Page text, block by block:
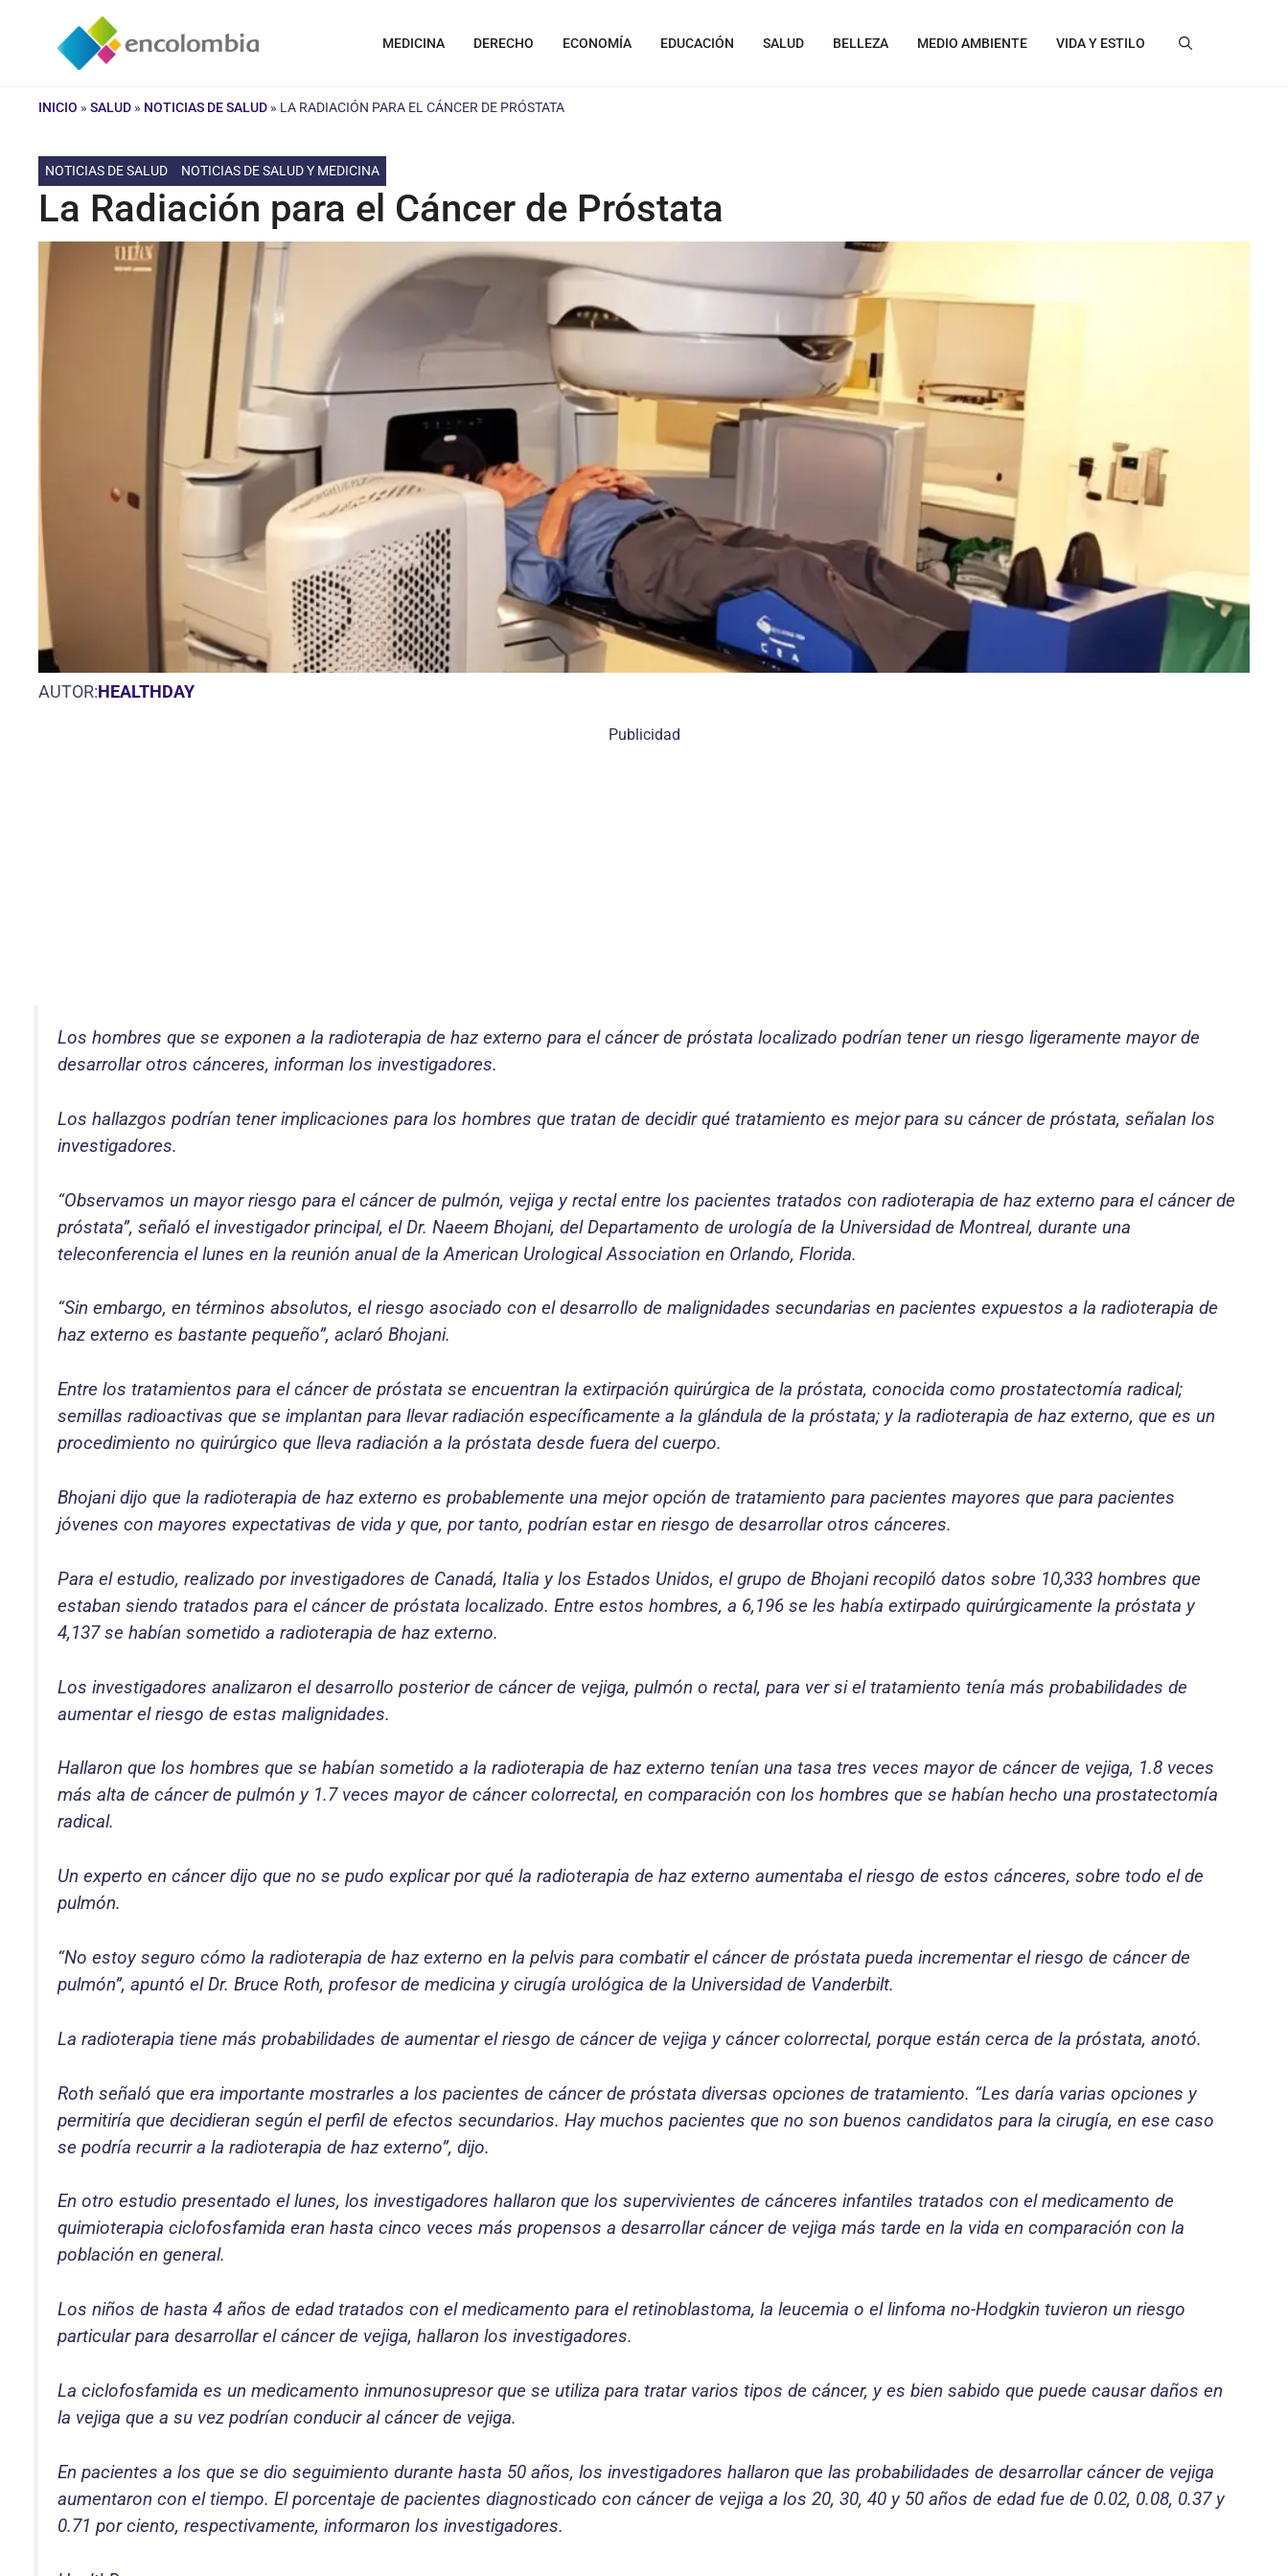
contenido
MEDICINA DERECHO ECONOMÍA EDUCACIÓN SALUD BELLEZA MEDIO AMBIENTE VIDA Y ESTILO
INICIO » SALUD » NOTICIAS DE SALUD » LA RADIACIÓN PARA EL CÁNCER DE PRÓSTATA
NOTICIAS DE SALUD NOTICIAS DE SALUD Y MEDICINA
La Radiación para el Cáncer de Próstata
AUTOR:HEALTHDAY
Publicidad
Los hombres que se exponen a la radioterapia de haz externo para el cáncer de próstata localizado podrían tener un riesgo ligeramente mayor de
desarrollar otros cánceres, informan los investigadores.
Los hallazgos podrían tener implicaciones para los hombres que tratan de decidir qué tratamiento es mejor para su cáncer de próstata, señalan los
investigadores.
“Observamos un mayor riesgo para el cáncer de pulmón, vejiga y rectal entre los pacientes tratados con radioterapia de haz externo para el cáncer de
próstata”, señaló el investigador principal, el Dr. Naeem Bhojani, del Departamento de urología de la Universidad de Montreal, durante una
teleconferencia el lunes en la reunión anual de la American Urological Association en Orlando, Florida.
“Sin embargo, en términos absolutos, el riesgo asociado con el desarrollo de malignidades secundarias en pacientes expuestos a la radioterapia de
haz externo es bastante pequeño”, aclaró Bhojani.
Entre los tratamientos para el cáncer de próstata se encuentran la extirpación quirúrgica de la próstata, conocida como prostatectomía radical;
semillas radioactivas que se implantan para llevar radiación específicamente a la glándula de la próstata; y la radioterapia de haz externo, que es un
procedimiento no quirúrgico que lleva radiación a la próstata desde fuera del cuerpo.
Bhojani dijo que la radioterapia de haz externo es probablemente una mejor opción de tratamiento para pacientes mayores que para pacientes
jóvenes con mayores expectativas de vida y que, por tanto, podrían estar en riesgo de desarrollar otros cánceres.
Para el estudio, realizado por investigadores de Canadá, Italia y los Estados Unidos, el grupo de Bhojani recopiló datos sobre 10,333 hombres que
estaban siendo tratados para el cáncer de próstata localizado. Entre estos hombres, a 6,196 se les había extirpado quirúrgicamente la próstata y
4,137 se habían sometido a radioterapia de haz externo.
Los investigadores analizaron el desarrollo posterior de cáncer de vejiga, pulmón o rectal, para ver si el tratamiento tenía más probabilidades de
aumentar el riesgo de estas malignidades.
Hallaron que los hombres que se habían sometido a la radioterapia de haz externo tenían una tasa tres veces mayor de cáncer de vejiga, 1.8 veces
más alta de cáncer de pulmón y 1.7 veces mayor de cáncer colorrectal, en comparación con los hombres que se habían hecho una prostatectomía
radical.
Un experto en cáncer dijo que no se pudo explicar por qué la radioterapia de haz externo aumentaba el riesgo de estos cánceres, sobre todo el de
pulmón.
“No estoy seguro cómo la radioterapia de haz externo en la pelvis para combatir el cáncer de próstata pueda incrementar el riesgo de cáncer de
pulmón”, apuntó el Dr. Bruce Roth, profesor de medicina y cirugía urológica de la Universidad de Vanderbilt.
La radioterapia tiene más probabilidades de aumentar el riesgo de cáncer de vejiga y cáncer colorrectal, porque están cerca de la próstata, anotó.
Roth señaló que era importante mostrarles a los pacientes de cáncer de próstata diversas opciones de tratamiento. “Les daría varias opciones y
permitiría que decidieran según el perfil de efectos secundarios. Hay muchos pacientes que no son buenos candidatos para la cirugía, en ese caso
se podría recurrir a la radioterapia de haz externo”, dijo.
En otro estudio presentado el lunes, los investigadores hallaron que los supervivientes de cánceres infantiles tratados con el medicamento de
quimioterapia ciclofosfamida eran hasta cinco veces más propensos a desarrollar cáncer de vejiga más tarde en la vida en comparación con la
población en general.
Los niños de hasta 4 años de edad tratados con el medicamento para el retinoblastoma, la leucemia o el linfoma no-Hodgkin tuvieron un riesgo
particular para desarrollar el cáncer de vejiga, hallaron los investigadores.
La ciclofosfamida es un medicamento inmunosupresor que se utiliza para tratar varios tipos de cáncer, y es bien sabido que puede causar daños en
la vejiga que a su vez podrían conducir al cáncer de vejiga.
En pacientes a los que se dio seguimiento durante hasta 50 años, los investigadores hallaron que las probabilidades de desarrollar cáncer de vejiga
aumentaron con el tiempo. El porcentaje de pacientes diagnosticado con cáncer de vejiga a los 20, 30, 40 y 50 años de edad fue de 0.02, 0.08, 0.37 y
0.71 por ciento, respectivamente, informaron los investigadores.